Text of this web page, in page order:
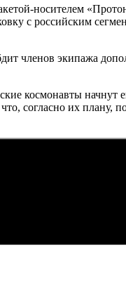
носителем
с российским
членов экипажа
космонавты начнут
согласно их плану,